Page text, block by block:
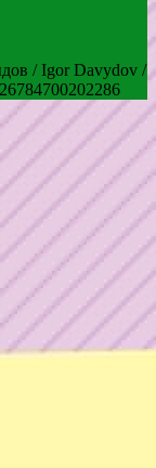
/ Igor Davydov /